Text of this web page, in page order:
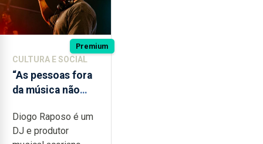
Premium
CULTURA E SOCIAL
“As pessoas fora
da música não
quão difícil é
produzir uma
Diogo Raposo é um
DJ e produtor